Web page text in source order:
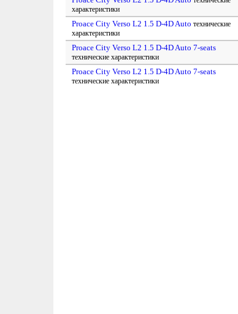
характеристики
Proace City Verso L2 1.5 D-4D Auto технические
характеристики
Proace City Verso L2 1.5 D-4D Auto 7-seats
технические характеристики
Proace City Verso L2 1.5 D-4D Auto 7-seats
технические характеристики